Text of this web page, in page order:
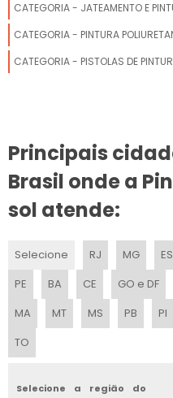
CATEGORIA - JATEAMENTO E
CATEGORIA - PINTURA
CATEGORIA - PISTOLAS DE
Principais
Brasil onde a
sol atende:
Selecione RJ MG ES
PE
BA CE GO e DF
MA
MT MS PB PI
TO
Selecione a região do